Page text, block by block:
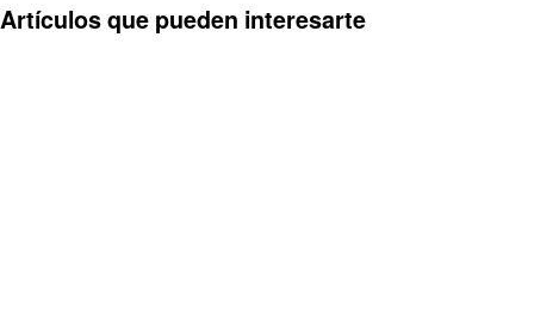
Artículos que pueden interesarte